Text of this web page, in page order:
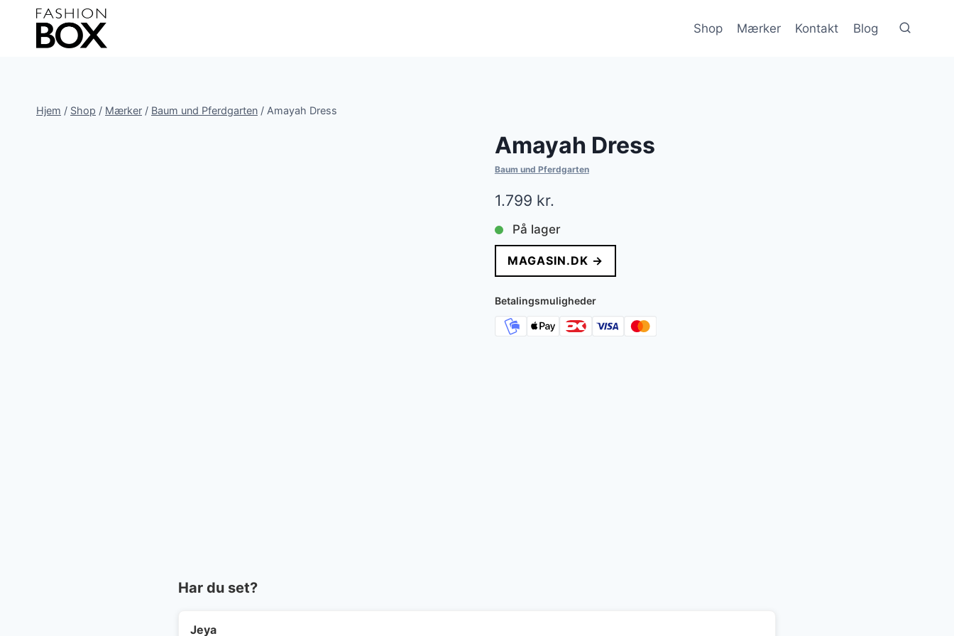
Fortsæt
indhold
Shop Mærker Kontakt Blog
Hjem / Shop / Mærker / Baum und Pferdgarten / Amayah Dress
Amayah Dress
Baum und Pferdgarten
1.799 kr.
På lager
MAGASIN.DK →
Betalingsmuligheder
Har du set?
Jeya